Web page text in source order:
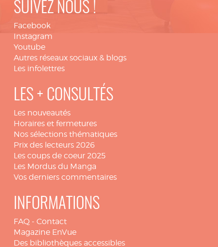
SUIVEZ NOUS !
Facebook
Instagram
Youtube
Autres réseaux sociaux & blogs
Les infolettres
LES + CONSULTÉS
Les nouveautés
Horaires et fermetures
Nos sélections thématiques
Prix des lecteurs 2026
Les coups de coeur 2025
Les Mordus du Manga
Vos derniers commentaires
INFORMATIONS
FAQ - Contact
Magazine EnVue
Des bibliothèques accessibles